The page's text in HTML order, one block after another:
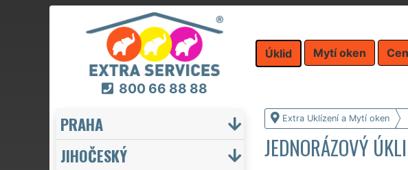
800 66 88 88
Úklid Mytí oken
Extra Uklízení a Mytí oken
JEDNORÁZOVÝ
PRAHA
JIHOČESKÝ